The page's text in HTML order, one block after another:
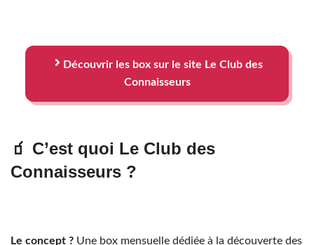
Découvrir les box sur le site Le Club des
Connaisseurs
🧃 C’est quoi Le Club des
Connaisseurs ?
Le concept ? Une box mensuelle dédiée à la découverte des